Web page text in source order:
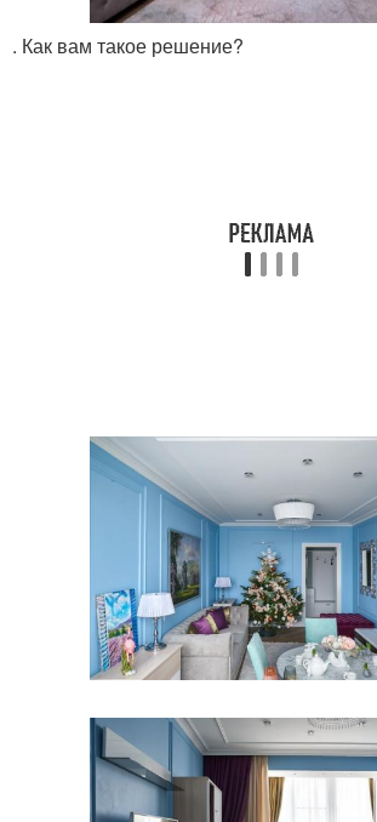
. Как вам такое решение?